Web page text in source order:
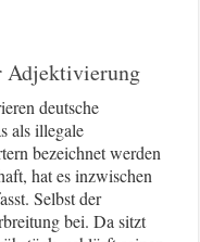
Adjektivierung
deutsche
als illegale
bezeichnet werden
hat es inzwischen
Selbst der
bei. Da sitzt